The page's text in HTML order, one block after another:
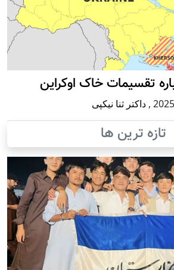
تقسیمات خاک اوکراین
, داکتر ثنا نیکپی
تازه ترین ها